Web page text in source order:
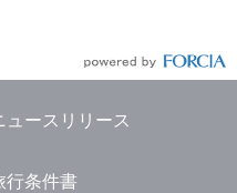
ュースリリース
行条件書